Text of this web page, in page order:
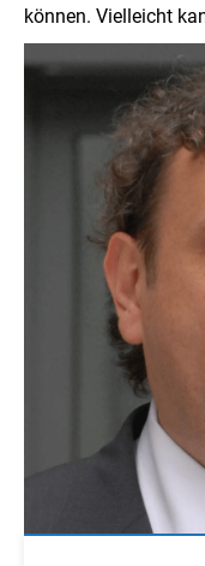
können. Vielleicht